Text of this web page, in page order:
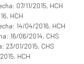
07/11/2015, HCH
HCH
14/04/2016, HCH
16/06/2014, CHS
23/01/2015, CHS
HCH